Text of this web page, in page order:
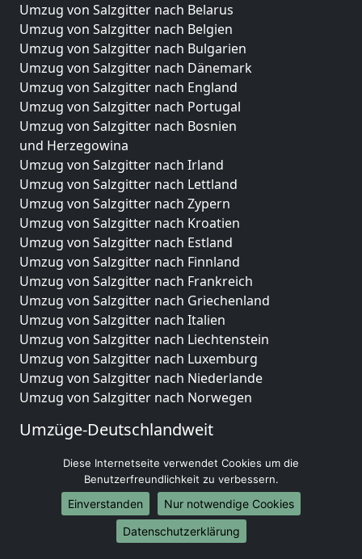
Umzug von Salzgitter nach Belarus
Umzug von Salzgitter nach Belgien
Umzug von Salzgitter nach Bulgarien
Umzug von Salzgitter nach Dänemark
Umzug von Salzgitter nach England
Umzug von Salzgitter nach Portugal
Umzug von Salzgitter nach Bosnien
und Herzegowina
Umzug von Salzgitter nach Irland
Umzug von Salzgitter nach Lettland
Umzug von Salzgitter nach Zypern
Umzug von Salzgitter nach Kroatien
Umzug von Salzgitter nach Estland
Umzug von Salzgitter nach Finnland
Umzug von Salzgitter nach Frankreich
Umzug von Salzgitter nach Griechenland
Umzug von Salzgitter nach Italien
Umzug von Salzgitter nach Liechtenstein
Umzug von Salzgitter nach Luxemburg
Umzug von Salzgitter nach Niederlande
Umzug von Salzgitter nach Norwegen
Umzüge-Deutschlandweit
Umzug von Salzgitter nach Berlin
Umzug von Salzgitter nach Hamburg
Umzug von Salzgitter nach München
Umzug von Salzgitter nach Köln
Umzug von Salzgitter nach Frankfurt am Main
Diese Internetseite verwendet Cookies um die
Benutzerfreundlichkeit zu verbessern.
Einverstanden
Nur notwendige Cookies
Datenschutzerklärung